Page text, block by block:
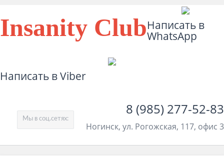
Insanity ClubНаписать в
WhatsApp
Написать в Viber
8 (985) 277-52-83
Ногинск, ул. Рогожская, 117, офис 3
Мы в соц.сетях: